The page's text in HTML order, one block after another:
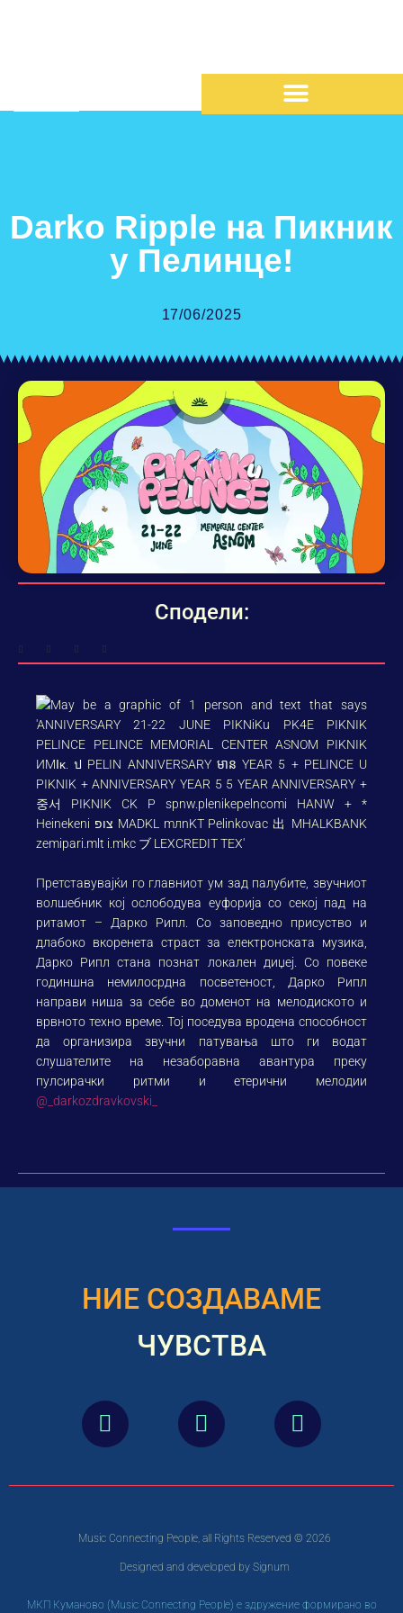
Darko Ripple на Пикник
у Пелинце!
17/06/2025
Сподели:
Претставувајќи го главниот ум зад палубите, звучниот
волшебник кој ослободува еуфорија со секој пад на
ритамот – Дарко Рипл. Со заповедно присуство и
длабоко вкоренета страст за електронската музика,
Дарко Рипл стана познат локален диџеј. Со повеке
годиншна немилосрдна посветеност, Дарко Рипл
направи ниша за себе во доменот на мелодиското и
врвното техно време. Тој поседува вродена способност
да организира звучни патувања што ги водат
слушателите на незаборавна авантура преку
пулсирачки ритми и етерични мелодии
@_darkozdravkovski_
НИЕ СОЗДАВАМЕ
ЧУВСТВА
Music Connecting People, all Rights Reserved © 2026
Designed and developed by Signum
МКП Куманово (Music Connecting People) е здружение формирано во